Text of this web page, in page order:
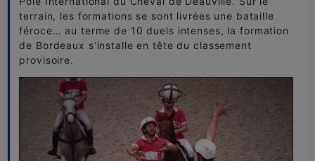
terrain, les formations se sont livrées une bataille
féroce… au terme de 10 duels intenses, la formation
de Bordeaux s’installe en tête du classement
provisoire.